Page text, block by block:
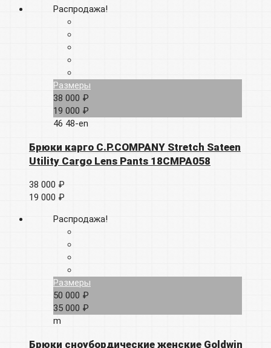
Распродажа!
Размеры
38 000 ₽
19 000 ₽
46 48-en
Брюки карго C.P.COMPANY Stretch Sateen
Utility Cargo Lens Pants 18CMPA058
38 000 ₽
19 000 ₽
Распродажа!
Размеры
50 000 ₽
35 000 ₽
m
Брюки сноубордические женские Goldwin